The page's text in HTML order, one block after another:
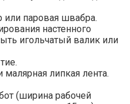
или паровая швабра.
настенного
игольчатый валик или
малярная липкая лента.
(ширина рабочей